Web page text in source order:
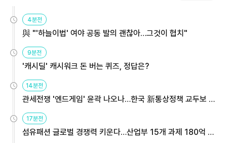
4분전
與 "'하늘이법' 여야 공동 발의 괜찮아…그것이 협치"
9분전
'캐시딜' 캐시워크 돈 버는 퀴즈, 정답은?
14분전
관세전쟁 '엔드게임' 윤곽 나오나…한국 新통상정책 교두보 활
17분전
섬유패션 글로벌 경쟁력 키운다…산업부 15개 과제 180억 지